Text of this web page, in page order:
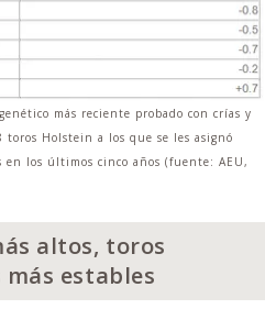
más reciente probado con crías y
Holstein a los que se les asignó
los últimos cinco años (fuente: AEU,
altos, toros
estables